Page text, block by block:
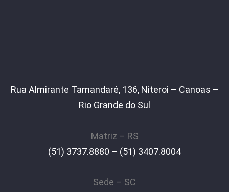
Rua Almirante Tamandaré, 136, Niteroi – Canoas –
Rio Grande do Sul
Matriz – RS
(51) 3737.8880 – (51) 3407.8004
Sede – SC